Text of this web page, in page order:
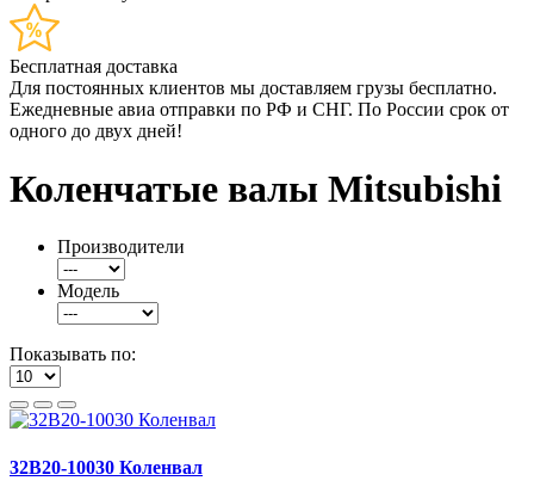
Бесплатная доставка
Для постоянных клиентов мы доставляем грузы бесплатно.
Ежедневные авиа отправки по РФ и СНГ. По России срок от
одного до двух дней!
Коленчатые валы Мitsubishi
Производители
Модель
Показывать по:
32B20-10030 Коленвал